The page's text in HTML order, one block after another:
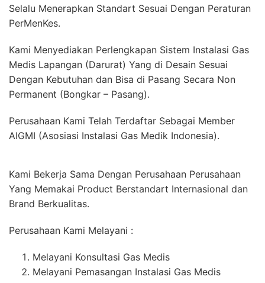
Selalu Menerapkan Standart Sesuai Dengan Peraturan
PerMenKes.
Kami Menyediakan Perlengkapan Sistem Instalasi Gas
Medis Lapangan (Darurat) Yang di Desain Sesuai
Dengan Kebutuhan dan Bisa di Pasang Secara Non
Permanent (Bongkar – Pasang).
Perusahaan Kami Telah Terdaftar Sebagai Member
AIGMI (Asosiasi Instalasi Gas Medik Indonesia).
Kami Bekerja Sama Dengan Perusahaan Perusahaan
Yang Memakai Product Berstandart Internasional dan
Brand Berkualitas.
Perusahaan Kami Melayani :
Melayani Konsultasi Gas Medis
Melayani Pemasangan Instalasi Gas Medis